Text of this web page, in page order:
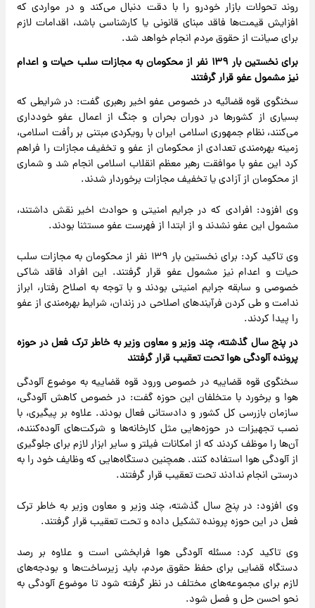
روند تحولات بازار خودرو را با دقت دنبال می‌کند و در مواردی که
افزایش قیمت‌ها فاقد مبنای قانونی یا کارشناسی باشد، اقدامات لازم
برای صیانت از حقوق مردم انجام خواهد شد.
برای نخستین بار ۱۳۹ نفر از محکومان به مجازات سلب حیات و اعدام
نیز مشمول عفو قرار گرفتند
سخنگوی قوه قضائیه در خصوص عفو اخیر رهبری گفت: در شرایطی که
بسیاری از کشورها در دوران بحران و جنگ از اعمال عفو خودداری
می‌کنند، نظام جمهوری اسلامی ایران با رویکردی مبتنی بر رأفت اسلامی،
زمینه بهره‌مندی تعدادی از محکومان از عفو و تخفیف مجازات را فراهم
کرد این عفو با موافقت رهبر معظم انقلاب اسلامی انجام شد و شماری
از محکومان از آزادی یا تخفیف مجازات برخوردار شدند.
وی افزود: افرادی که در جرایم امنیتی و حوادث اخیر نقش داشتند،
مشمول این عفو نشدند و از ابتدا از فهرست عفو مستثنا بودند.
وی تاکید کرد: برای نخستین بار ۱۳۹ نفر از محکومان به مجازات سلب
حیات و اعدام نیز مشمول عفو قرار گرفتند. این افراد فاقد شاکی
خصوصی و سابقه جرایم امنیتی بودند و با توجه به اصلاح رفتار، ابراز
ندامت و طی کردن فرآیندهای اصلاحی در زندان، شرایط بهره‌مندی از عفو
را پیدا کردند.
در پنج سال گذشته، چند وزیر و معاون وزیر به خاطر ترک فعل در حوزه
پرونده آلودگی هوا تحت تعقیب قرار گرفتند
سخنگوی قوه قضاییه در خصوص ورود قوه قضاییه به موضوع آلودگی
هوا و برخورد با متخلفان این حوزه گفت: در خصوص کاهش آلودگی،
سازمان بازرسی کل کشور و دادستانی فعال بودند. علاوه بر پیگیری، با
نصب تجهیزات در حوزه‌هایی مثل کارخانه‌ها و شرکت‌های آلوده‌کننده،
آن‌ها را موظف کردند که از امکانات فیلتر و سایر ابزار لازم برای جلوگیری
از آلودگی هوا استفاده کنند. همچنین دستگاه‌هایی که وظایف خود را به
درستی انجام ندادند تحت تعقیب قرار گرفتند.
وی افزود: در پنج سال گذشته، چند وزیر و معاون وزیر به خاطر ترک
فعل در این حوزه پرونده تشکیل داده و تحت تعقیب قرار گرفتند.
وی تاکید کرد: مسئله آلودگی هوا فرابخشی است و علاوه بر رصد
دستگاه قضایی برای حفظ حقوق مردم، باید زیرساخت‌ها و بودجه‌های
لازم برای مجموعه‌های مختلف در نظر گرفته شود تا موضوع آلودگی به
نحو احسن حل و فصل شود.